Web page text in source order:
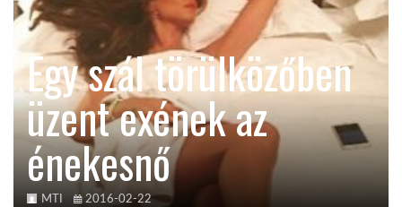
KÖZEL-KELET
AUSZTRÁLIA
A VILÁG ITTHON
Egy szál törülközőben
üzent exének az
énekesnő
MTI 2016-02-22